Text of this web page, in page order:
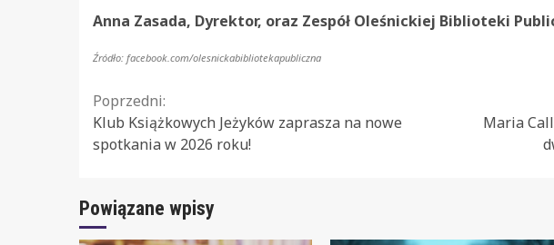
Anna Zasada, Dyrektor, oraz Zespół Oleśnickiej Biblioteki
Źródło: facebook.com/olesnickabibliotekapubliczna
Continue
Reading
Poprzedni:
Klub Książkowych Jeżyków zaprasza na nowe
spotkania w 2026 roku!
Maria
Powiązane wpisy